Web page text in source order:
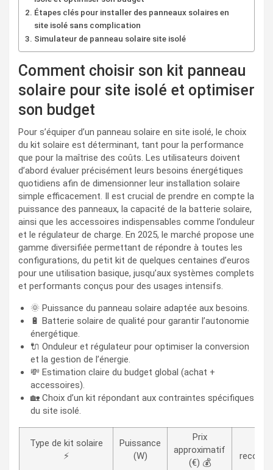
Étapes clés pour installer des panneaux solaires en
site isolé sans complication
Simulateur de panneau solaire site isolé
Comment choisir son kit panneau
solaire pour site isolé et optimiser
son budget
Pour s’équiper d’un panneau solaire en site isolé, le choix
du kit solaire est déterminant, tant pour la performance
que pour la maîtrise des coûts. Les utilisateurs doivent
d’abord évaluer précisément leurs besoins énergétiques
quotidiens afin de dimensionner leur installation solaire
simple efficacement. Il est crucial de prendre en compte la
puissance des panneaux, la capacité de la batterie solaire,
ainsi que les accessoires indispensables comme l’onduleur
et le régulateur de charge. En 2025, le marché propose une
gamme diversifiée permettant de répondre à toutes les
configurations, du petit kit de quelques centaines d’euros
pour une utilisation basique, jusqu’aux systèmes complets
et performants conçus pour des usages intensifs.
🌞 Puissance du panneau solaire adaptée aux besoins.
🔋 Batterie solaire de qualité pour garantir l’autonomie
énergétique.
🔌 Onduleur et régulateur pour optimiser la conversion
et la gestion de l’énergie.
💸 Estimation claire du budget global (achat +
accessoires).
🏡 Choix d’un kit répondant aux contraintes spécifiques
du site isolé.
Type de kit solaire
⚡
Puissance
(W)
Prix
approximatif
(€) 💰